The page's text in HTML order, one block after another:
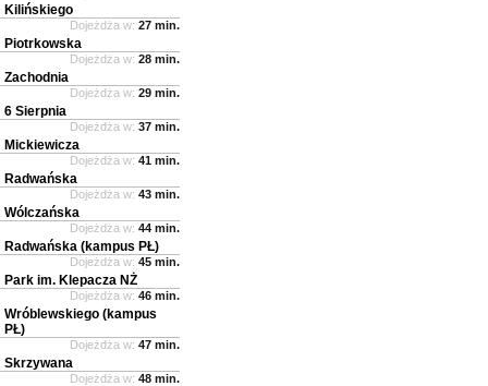
Kilińskiego
Dojeżdża w: 27 min.
Piotrkowska
Dojeżdża w: 28 min.
Zachodnia
Dojeżdża w: 29 min.
6 Sierpnia
Dojeżdża w: 37 min.
Mickiewicza
Dojeżdża w: 41 min.
Radwańska
Dojeżdża w: 43 min.
Wólczańska
Dojeżdża w: 44 min.
Radwańska (kampus PŁ)
Dojeżdża w: 45 min.
Park im. Klepacza NŻ
Dojeżdża w: 46 min.
Wróblewskiego (kampus
PŁ)
Dojeżdża w: 47 min.
Skrzywana
Dojeżdża w: 48 min.